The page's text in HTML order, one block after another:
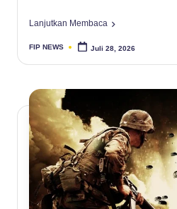
Lanjutkan Membaca
Posted
FIP NEWS Juli 28, 2026